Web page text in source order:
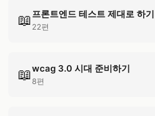
📖 프론트엔드 테스트 제대로 하기
22편
📖wcag 3.0 시대 준비하기
8편